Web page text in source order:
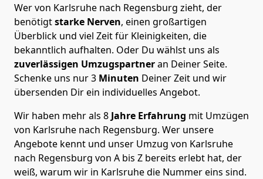
Wer von Karlsruhe nach Regensburg zieht, der
benötigtstarke Nerven, einen großartigen
Überblick und viel Zeit für Kleinigkeiten, die
bekanntlich aufhalten. Oder Du wählst uns als
zuverlässigen Umzugspartneran Deiner Seite.
Schenke uns nur3 Minuten Deiner Zeit und wir
übersenden Dir ein individuelles Angebot.
Wir haben mehr als 8 Jahre Erfahrung mit Umzügen
von Karlsruhe nach Regensburg. Wer unsere
Angebote kennt und unser Umzug von Karlsruhe
nach Regensburg von A bis Z bereits erlebt hat, der
weiß, warum wir in Karlsruhe die Nummer eins sind.